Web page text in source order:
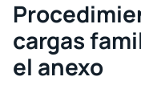
cargas
el anexo